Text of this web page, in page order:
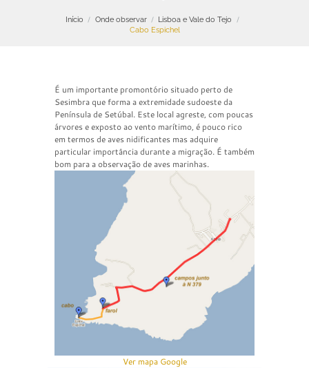
Início Onde observar
Lisboa e Vale do Tejo
Cabo Espichel
É um importante promontório situado perto de
Sesimbra que forma a extremidade sudoeste da
Península de Setúbal. Este local agreste, com poucas
árvores e exposto ao vento marítimo, é pouco rico
em termos de aves nidificantes mas adquire
particular importância durante a migração. É também
bom para a observação de aves marinhas.
Ver mapa Google